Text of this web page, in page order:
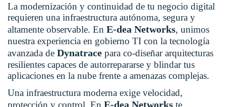
La modernización y continuidad de tu negocio digital
requieren una infraestructura autónoma, segura y
altamente observable. En E-dea Networks, unimos
nuestra experiencia en gobierno TI con la tecnología
avanzada de Dynatrace para co-diseñar arquitecturas
resilientes capaces de autorrepararse y blindar tus
aplicaciones en la nube frente a amenazas complejas.
Una infraestructura moderna exige velocidad,
protección y control. En E-dea Networks te